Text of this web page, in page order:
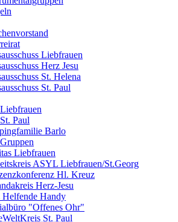
Liebfrauen
Herz Jesu
St. Helena
St. Paul
Paul
Barlo
Liebfrauen
ASYL Liebfrauen/St.Georg
Hl. Kreuz
Herz-Jesu
Helfende Handy
"Offenes Ohr"
St. Paul